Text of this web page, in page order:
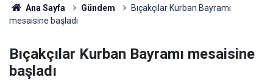
Ana Sayfa Gündem
Bıçakçılar Kurban Bayramı
mesaisine başladı
Bıçakçılar Kurban Bayramı mesaisine
başladı